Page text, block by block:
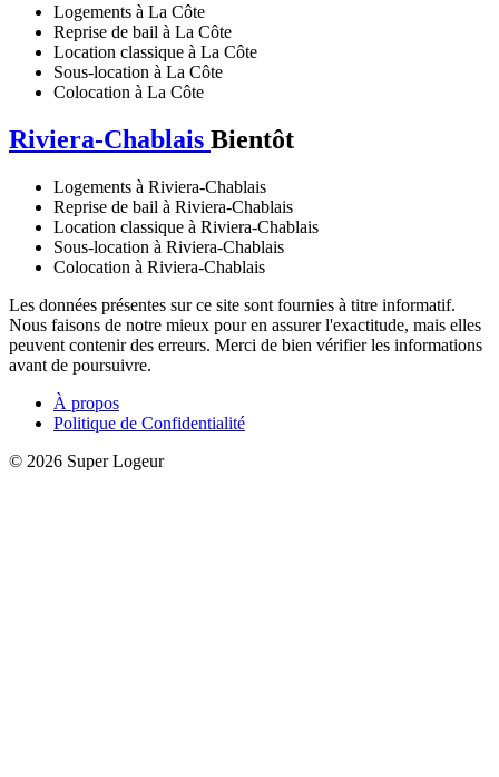
Logements à La Côte
Reprise de bail à La Côte
Location classique à La Côte
Sous-location à La Côte
Colocation à La Côte
Riviera-Chablais Bientôt
Logements à Riviera-Chablais
Reprise de bail à Riviera-Chablais
Location classique à Riviera-Chablais
Sous-location à Riviera-Chablais
Colocation à Riviera-Chablais
Les données présentes sur ce site sont fournies à titre informatif.
Nous faisons de notre mieux pour en assurer l'exactitude, mais elles
peuvent contenir des erreurs. Merci de bien vérifier les informations
avant de poursuivre.
À propos
Politique de Confidentialité
© 2026 Super Logeur